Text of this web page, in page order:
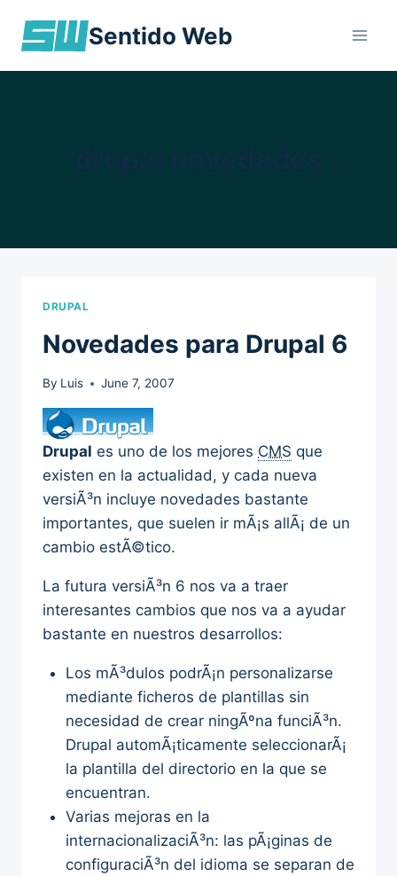
Sentido Web
DRUPAL
Novedades para Drupal 6
By Luis June 7, 2007
Drupal es uno de los mejores CMS que
existen en la actualidad, y cada nueva
versiÃ³n incluye novedades bastante
importantes, que suelen ir mÃ¡s allÃ¡ de un
cambio estÃ©tico.
La futura versiÃ³n 6 nos va a traer
interesantes cambios que nos va a ayudar
bastante en nuestros desarrollos:
Los mÃ³dulos podrÃ¡n personalizarse
mediante ficheros de plantillas sin
necesidad de crear ningÃºna funciÃ³n.
Drupal automÃ¡ticamente seleccionarÃ¡
la plantilla del directorio en la que se
encuentran.
Varias mejoras en la
internacionalizaciÃ³n: las pÃ¡ginas de
configuraciÃ³n del idioma se separan de